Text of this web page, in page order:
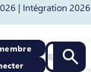
| Intégration
Recherche